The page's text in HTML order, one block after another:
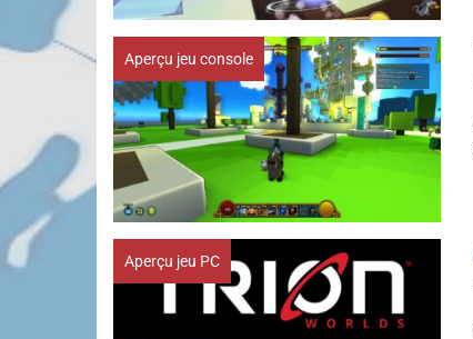
Aperçu jeu console
Aperçu jeu PC